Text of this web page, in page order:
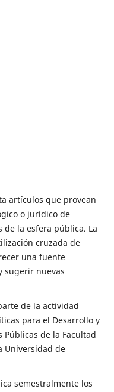
artículos que provean
o jurídico de
la esfera pública. La
cruzada de
una fuente
sugerir nuevas
de la actividad
para el Desarrollo y
de la Facultad
Universidad de
semestralmente los